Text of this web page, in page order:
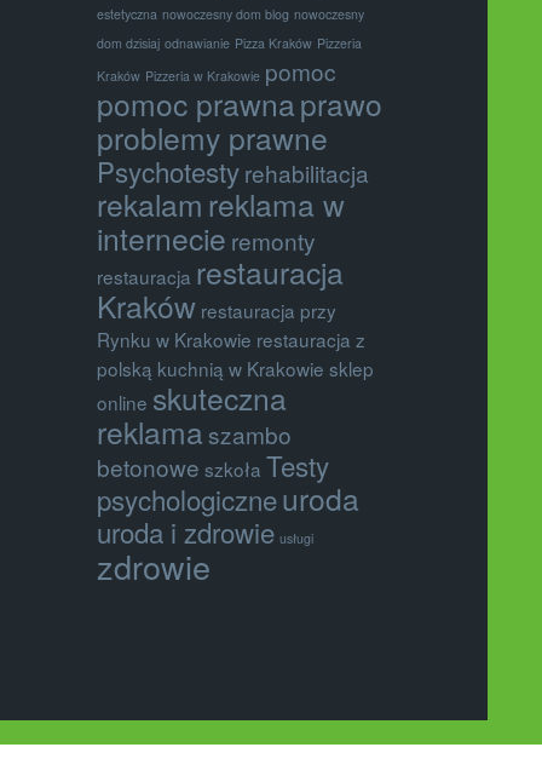
estetyczna nowoczesny dom blog nowoczesny
dom dzisiaj odnawianie Pizza Kraków Pizzeria
Kraków Pizzeria w Krakowie pomoc
pomoc prawnaprawo
problemy prawne
Psychotestyrehabilitacja
rekalam reklama w
internecie remonty
restauracja restauracja
Kraków restauracja przy
Rynku w Krakowie restauracja z
polską kuchnią w Krakowie sklep
online skuteczna
reklama szambo
betonowe szkoła Testy
psychologiczneuroda
uroda i zdrowie usługi
zdrowie